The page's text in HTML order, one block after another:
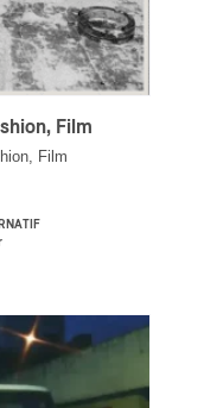
Film
Film